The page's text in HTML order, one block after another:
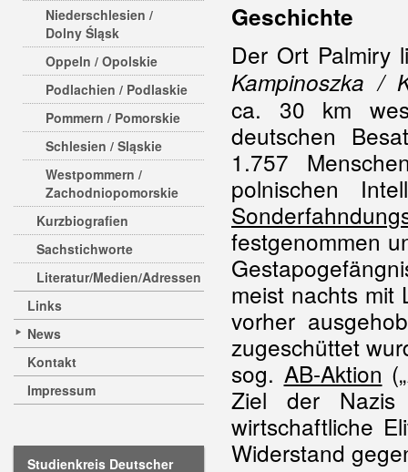
Niederschlesien /
Dolny Śląsk
Oppeln / Opolskie
Podlachien / Podlaskie
Pommern / Pomorskie
Schlesien / Sląskie
Westpommern /
Zachodniopomorskie
Kurzbiografien
Sachstichworte
Literatur/Medien/Adressen
Links
News
Kontakt
Impressum
Studienkreis Deutscher
Geschichte
Der Ort Palmiry
Kampinoszka /
ca. 30 km
deutschen
1.757
polnischen
festgenommen
meist nachts mit
vorher
zugeschüttet
sog. AB-Aktion
Ziel der Nazis
wirtschaftliche
Widerstand